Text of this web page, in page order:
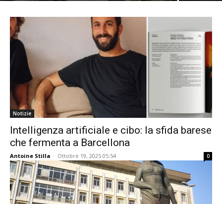
Notizie
Intelligenza artificiale e cibo: la sfida barese
che fermenta a Barcellona
Antoine Stilla - Ottobre 19, 2025 05:54 0